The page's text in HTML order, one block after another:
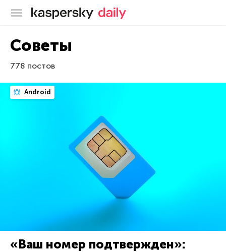
Блог Касперского
Советы
778 постов
Android
«Ваш номер подтвержден»: